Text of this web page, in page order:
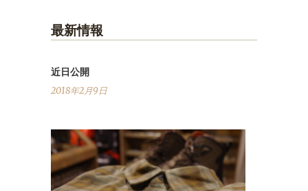
最新情報
近日公開
2018年2月9日